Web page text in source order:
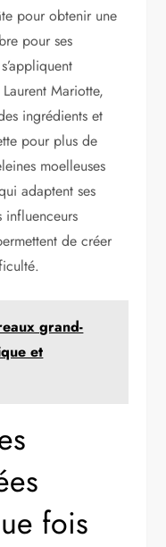
pour obtenir une
pour ses
Mariotte,
ingrédients et
pour plus de
moelleuses
adaptent ses
influenceurs
de créer
grand-
et
fois